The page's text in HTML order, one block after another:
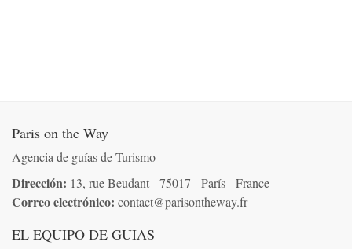
Paris on the Way
Agencia de guías de Turismo
Dirección: 13, rue Beudant - 75017 - París - France
Correo electrónico: contact@parisontheway.fr
EL EQUIPO DE GUIAS